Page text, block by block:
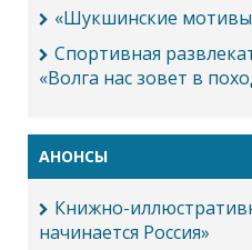
«Шукшинские
Спортивная
«Волга нас зовет в
АНОНСЫ
Книжно-
начинается Россия»